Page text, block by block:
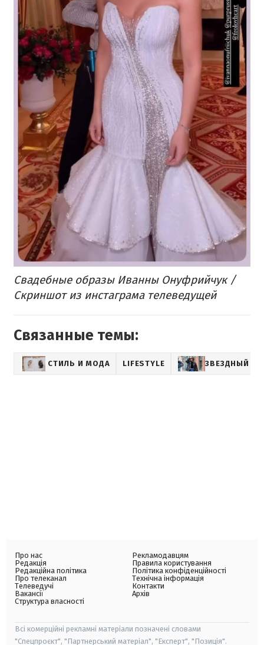
Свадебные образы Иванны Онуфрийчук /
Скриншот из инстаграма телеведущей
Связанные темы:
СТИЛЬ И МОДА LIFESTYLE ЗВЕЗДНЫЙ
Про нас
Редакція
Редакційна політика
Про телеканал
Телеведучі
Вакансії
Структура власності
Рекламодавцям
Правила користування
Політика конфіденційності
Технічна інформація
Контакти
Архів
Всі комерційні рекламні матеріали позначені словами
"Спецпроєкт", "Партнерський матеріал", "Експерт", "Позиція".